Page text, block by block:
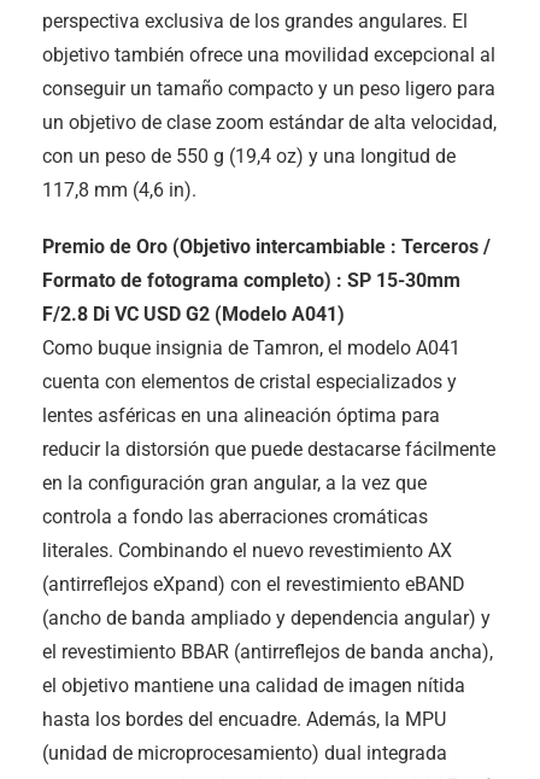
perspectiva exclusiva de los grandes angulares. El
objetivo también ofrece una movilidad excepcional al
conseguir un tamaño compacto y un peso ligero para
un objetivo de clase zoom estándar de alta velocidad,
con un peso de 550 g (19,4 oz) y una longitud de
117,8 mm (4,6 in).
Premio de Oro (Objetivo intercambiable : Terceros /
Formato de fotograma completo) : SP 15-30mm
F/2.8 Di VC USD G2 (Modelo A041)
Como buque insignia de Tamron, el modelo A041
cuenta con elementos de cristal especializados y
lentes asféricas en una alineación óptima para
reducir la distorsión que puede destacarse fácilmente
en la configuración gran angular, a la vez que
controla a fondo las aberraciones cromáticas
literales. Combinando el nuevo revestimiento AX
(antirreflejos eXpand) con el revestimiento eBAND
(ancho de banda ampliado y dependencia angular) y
el revestimiento BBAR (antirreflejos de banda ancha),
el objetivo mantiene una calidad de imagen nítida
hasta los bordes del encuadre. Además, la MPU
(unidad de microprocesamiento) dual integrada